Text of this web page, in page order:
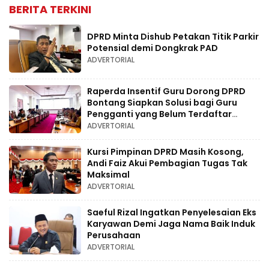
BERITA TERKINI
DPRD Minta Dishub Petakan Titik Parkir
Potensial demi Dongkrak PAD
ADVERTORIAL
Raperda Insentif Guru Dorong DPRD
Bontang Siapkan Solusi bagi Guru
Pengganti yang Belum Terdaftar
Dapodik
ADVERTORIAL
Kursi Pimpinan DPRD Masih Kosong,
Andi Faiz Akui Pembagian Tugas Tak
Maksimal
ADVERTORIAL
Saeful Rizal Ingatkan Penyelesaian Eks
Karyawan Demi Jaga Nama Baik Induk
Perusahaan
ADVERTORIAL